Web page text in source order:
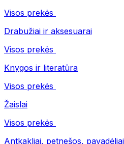
Visos prekės
Drabužiai ir aksesuarai
Visos prekės
Knygos ir literatūra
Visos prekės
Žaislai
Visos prekės
Antkakliai, petnešos,